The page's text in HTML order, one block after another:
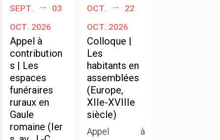
sept.
03
oct. 2026
Appel à
contribution
s | Les
espaces
funéraires
ruraux en
Gaule
romaine (Ier
oct.
22
oct. 2026
Colloque |
Les
habitants en
assemblées
(Europe,
XIIe-XVIIIe
siècle)
Appel à